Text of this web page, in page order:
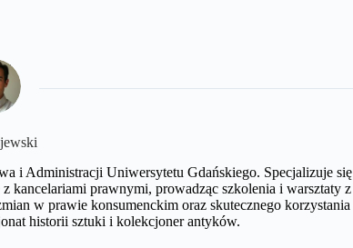
i Administracji Uniwersytetu Gdańskiego. Specjalizuje się
kancelariami prawnymi, prowadząc szkolenia i warsztaty z
w prawie konsumenckim oraz skutecznego korzystania
historii sztuki i kolekcjoner antyków.